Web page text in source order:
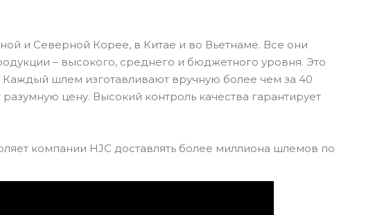
и Северной Корее, в Китае и во Вьетнаме. Все они
– высокого, среднего и бюджетного уровня. Это
Каждый шлем изготавливают вручную более чем за 40
цену. Высокий контроль качества гарантирует
компании HJC доставлять более миллиона шлемов по